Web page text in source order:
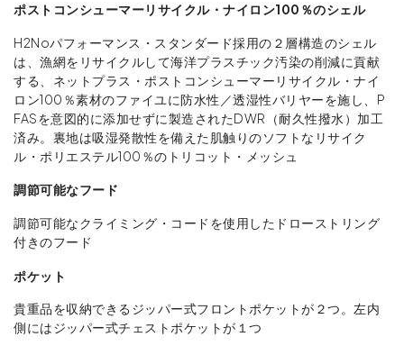
ポストコンシューマーリサイクル・ナイロン100％のシェル
H2Noパフォーマンス・スタンダード採用の２層構造のシェル
は、漁網をリサイクルして海洋プラスチック汚染の削減に貢献
する、ネットプラス・ポストコンシューマーリサイクル・ナイ
ロン100％素材のファイユに防水性／透湿性バリヤーを施し、P
FASを意図的に添加せずに製造されたDWR（耐久性撥水）加工
済み。裏地は吸湿発散性を備えた肌触りのソフトなリサイク
ル・ポリエステル100％のトリコット・メッシュ
調節可能なフード
調節可能なクライミング・コードを使用したドローストリング
付きのフード
ポケット
貴重品を収納できるジッパー式フロントポケットが２つ。左内
側にはジッパー式チェストポケットが１つ